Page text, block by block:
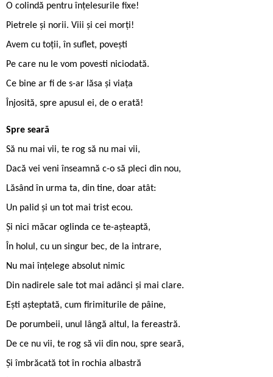
O colindă pentru înțelesurile fixe!
Pietrele și norii. Viii și cei morți!
Avem cu toții, în suflet, povești
Pe care nu le vom povesti niciodată.
Ce bine ar fi de s-ar lăsa și viața
Înjosită, spre apusul ei, de o erată!
Spre seară
Să nu mai vii, te rog să nu mai vii,
Dacă vei veni înseamnă c-o să pleci din nou,
Lăsând în urma ta, din tine, doar atât:
Un palid și un tot mai trist ecou.
Și nici măcar oglinda ce te-așteaptă,
În holul, cu un singur bec, de la intrare,
Nu mai înțelege absolut nimic
Din nadirele sale tot mai adânci și mai clare.
Ești așteptată, cum firimiturile de pâine,
De porumbeii, unul lângă altul, la fereastră.
De ce nu vii, te rog să vii din nou, spre seară,
Și îmbrăcată tot în rochia albastră